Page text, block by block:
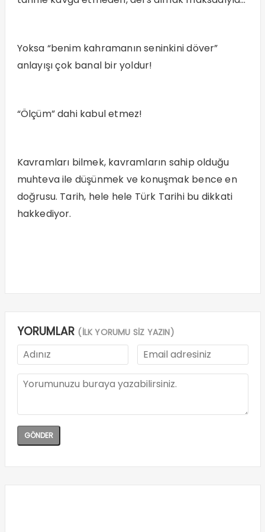
Yoksa “benim kahramanın seninkini döver”
anlayışı çok banal bir yoldur!
“Ölçüm” dahi kabul etmez!
Kavramları bilmek, kavramların sahip olduğu
muhteva ile düşünmek ve konuşmak bence en
doğrusu. Tarih, hele hele Türk Tarihi bu dikkati
hakkediyor.
YORUMLAR (İLK YORUMU SİZ YAZIN)